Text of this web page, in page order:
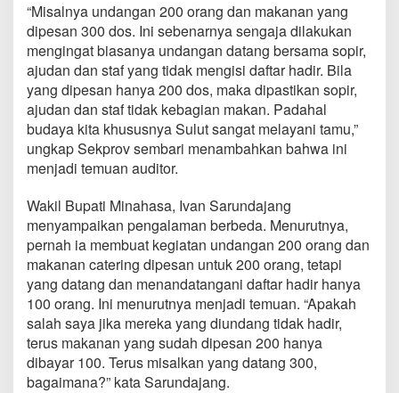
d
a
n
M
o
k
o
d
o
n
n
B
e
d
a
P
e
n
g
a
l
“Misalnya undangan 200 orang dan makanan yang
dipesan 300 dos. Ini sebenarnya sengaja dilakukan
mengingat biasanya undangan datang bersama sopir,
ajudan dan staf yang tidak mengisi daftar hadir. Bila
yang dipesan hanya 200 dos, maka dipastikan sopir,
ajudan dan staf tidak kebagian makan. Padahal
budaya kita khususnya Sulut sangat melayani tamu,”
ungkap Sekprov sembari menambahkan bahwa ini
menjadi temuan auditor.
Wakil Bupati Minahasa, Ivan Sarundajang
menyampaikan pengalaman berbeda. Menurutnya,
pernah ia membuat kegiatan undangan 200 orang dan
makanan catering dipesan untuk 200 orang, tetapi
yang datang dan menandatangani daftar hadir hanya
100 orang. Ini menurutnya menjadi temuan. “Apakah
salah saya jika mereka yang diundang tidak hadir,
terus makanan yang sudah dipesan 200 hanya
dibayar 100. Terus misalkan yang datang 300,
bagaimana?” kata Sarundajang.